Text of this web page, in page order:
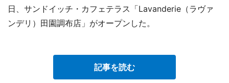
日、サンドイッチ・カフェテラス「Lavanderie（ラヴァ
ンデリ）田園調布店」がオープンした。
記事を読む